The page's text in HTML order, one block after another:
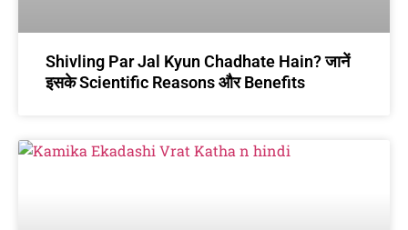
Shivling Par Jal Kyun Chadhate Hain? जानें
इसके Scientific Reasons और Benefits